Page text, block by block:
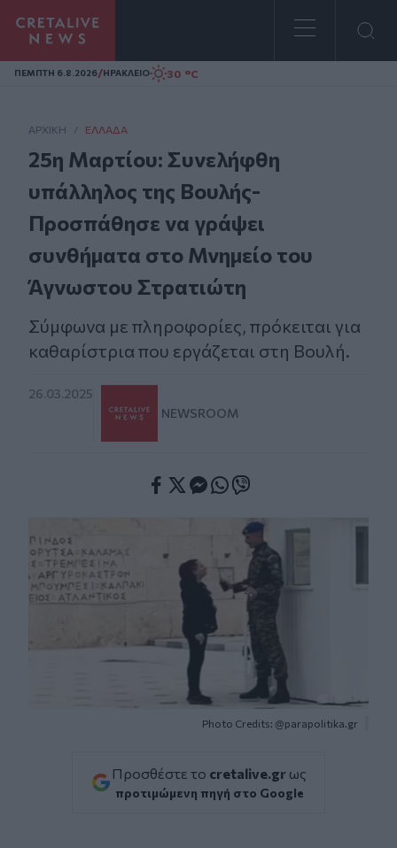
Homepage
ΠΕΜΠΤΗ 6.8.2026/ΗΡΑΚΛΕΙΟ 30 °C
ΑΡΧΙΚΗ / ΕΛΛΆΔΑ
25η Μαρτίου: Συνελήφθη
υπάλληλος της Βουλής-
Προσπάθησε να γράψει
συνθήματα στο Μνημείο του
Άγνωστου Στρατιώτη
Σύμφωνα με πληροφορίες, πρόκειται για
καθαρίστρια που εργάζεται στη Βουλή.
26.03.2025
NEWSROOM
Photo Credits: @parapolitika.gr
Προσθέστε το cretalive.gr ως
προτιμώμενη πηγή στο Google